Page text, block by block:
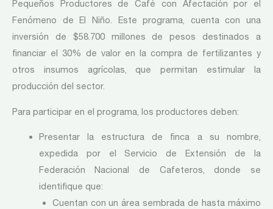
Pequeños Productores de Café con Afectación por el
Fenómeno de El Niño. Este programa, cuenta con una
inversión de $58.700 millones de pesos destinados a
financiar el 30% de valor en la compra de fertilizantes y
otros insumos agrícolas, que permitan estimular la
producción del sector.
Para participar en el programa, los productores deben:
Presentar la estructura de finca a su nombre,
expedida por el Servicio de Extensión de la
Federación Nacional de Cafeteros, donde se
identifique que:
Cuentan con un área sembrada de hasta máximo